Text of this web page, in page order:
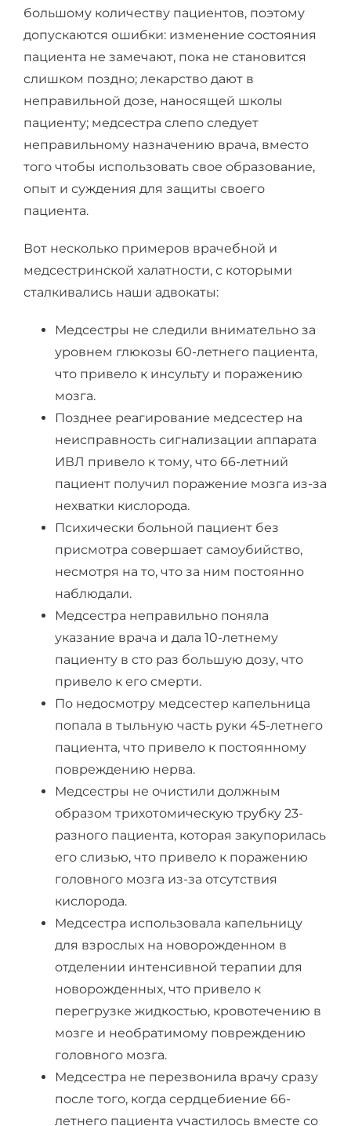
большому количеству пациентов, поэтому
допускаются ошибки: изменение состояния
пациента не замечают, пока не становится
слишком поздно; лекарство дают в
неправильной дозе, наносящей школы
пациенту; медсестра слепо следует
неправильному назначению врача, вместо
того чтобы использовать свое образование,
опыт и суждения для защиты своего
пациента.
Вот несколько примеров врачебной и
медсестринской халатности, с которыми
сталкивались наши адвокаты:
Медсестры не следили внимательно за
уровнем глюкозы 60-летнего пациента,
что привело к инсульту и поражению
мозга.
Позднее реагирование медсестер на
неисправность сигнализации аппарата
ИВЛ привело к тому, что 66-летний
пациент получил поражение мозга из-за
нехватки кислорода.
Психически больной пациент без
присмотра совершает самоубийство,
несмотря на то, что за ним постоянно
наблюдали.
Медсестра неправильно поняла
указание врача и дала 10-летнему
пациенту в сто раз большую дозу, что
привело к его смерти.
По недосмотру медсестер капельница
попала в тыльную часть руки 45-летнего
пациента, что привело к постоянному
повреждению нерва.
Медсестры не очистили должным
образом трихотомическую трубку 23-
разного пациента, которая закупорилась
его слизью, что привело к поражению
головного мозга из-за отсутствия
кислорода.
Медсестра использовала капельницу
для взрослых на новорожденном в
отделении интенсивной терапии для
новорожденных, что привело к
перегрузке жидкостью, кровотечению в
мозге и необратимому повреждению
головного мозга.
Медсестра не перезвонила врачу сразу
после того, когда сердцебиение 66-
летнего пациента участилось вместе со